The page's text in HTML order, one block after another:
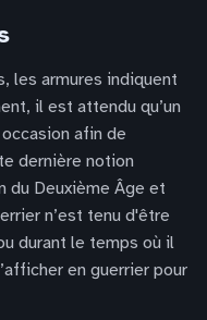
les armures indiquent
il est attendu qu’un
afin de
dernière notion
du Deuxième Âge et
n’est tenu d'être
durant le temps où il
en guerrier pour